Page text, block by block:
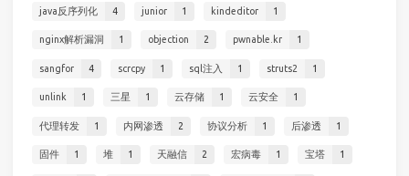
java反序列化 4 junior 1 kindeditor 1
nginx解析漏洞 1 objection 2 pwnable.kr 1
sangfor 4 scrcpy 1 sql注入 1 struts2 1
unlink 1 三星 1 云存储 1 云安全 1
代理转发 1 内网渗透 2 协议分析 1 后渗透 1
固件 1 堆 1 天融信 2 宏病毒 1 宝塔 1